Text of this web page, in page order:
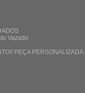
Vazado
PEÇA PERSONALIZADA.